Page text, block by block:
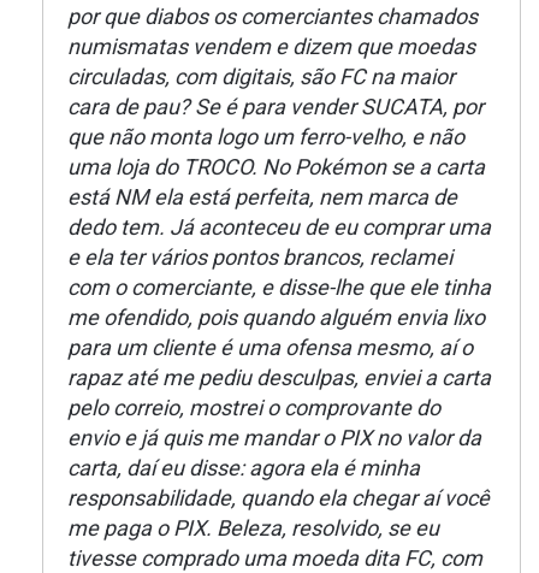
por que diabos os comerciantes chamados
numismatas vendem e dizem que moedas
circuladas, com digitais, são FC na maior
cara de pau? Se é para vender SUCATA, por
que não monta logo um ferro-velho, e não
uma loja do TROCO. No Pokémon se a carta
está NM ela está perfeita, nem marca de
dedo tem. Já aconteceu de eu comprar uma
e ela ter vários pontos brancos, reclamei
com o comerciante, e disse-lhe que ele tinha
me ofendido, pois quando alguém envia lixo
para um cliente é uma ofensa mesmo, aí o
rapaz até me pediu desculpas, enviei a carta
pelo correio, mostrei o comprovante do
envio e já quis me mandar o PIX no valor da
carta, daí eu disse: agora ela é minha
responsabilidade, quando ela chegar aí você
me paga o PIX. Beleza, resolvido, se eu
tivesse comprado uma moeda dita FC, com